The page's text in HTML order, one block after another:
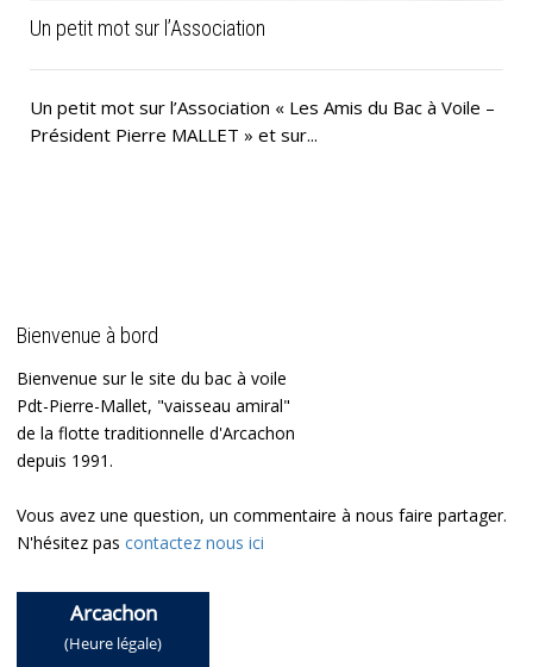
Un petit mot sur l’Association
Un petit mot sur l’Association « Les Amis du Bac à Voile –
Président Pierre MALLET » et sur...
Bienvenue à bord
Bienvenue sur le site du bac à voile
Pdt-Pierre-Mallet, "vaisseau amiral"
de la flotte traditionnelle d'Arcachon
depuis 1991.
Vous avez une question, un commentaire à nous faire partager.
N'hésitez pas contactez nous ici